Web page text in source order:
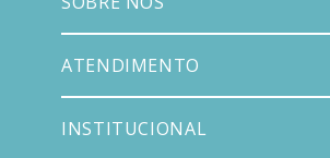
ATENDIMENTO
INSTITUCIONAL